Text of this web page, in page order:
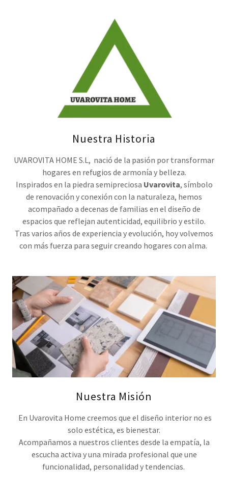
Nuestra Historia
UVAROVITA HOME S.L, nació de la pasión por transformar
hogares en refugios de armonía y belleza.
Inspirados en la piedra semipreciosa Uvarovita, símbolo
de renovación y conexión con la naturaleza, hemos
acompañado a decenas de familias en el diseño de
espacios que reflejan autenticidad, equilibrio y estilo.
Tras varios años de experiencia y evolución, hoy volvemos
con más fuerza para seguir creando hogares con alma.
Nuestra Misión
En Uvarovita Home creemos que el diseño interior no es
solo estética, es bienestar.
Acompañamos a nuestros clientes desde la empatía, la
escucha activa y una mirada profesional que une
funcionalidad, personalidad y tendencias.